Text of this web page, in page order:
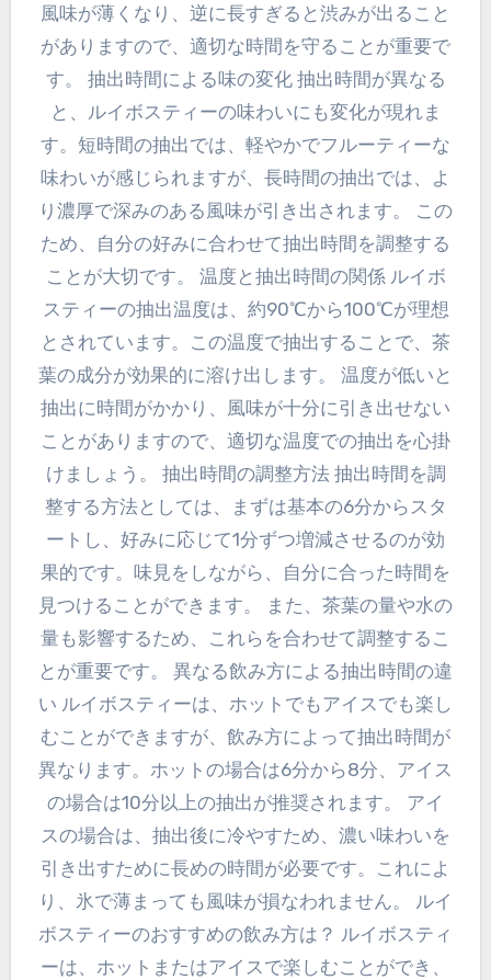
風味が薄くなり、逆に長すぎると渋みが出ること
がありますので、適切な時間を守ることが重要で
す。 抽出時間による味の変化 抽出時間が異なる
と、ルイボスティーの味わいにも変化が現れま
す。短時間の抽出では、軽やかでフルーティーな
味わいが感じられますが、長時間の抽出では、よ
り濃厚で深みのある風味が引き出されます。 この
ため、自分の好みに合わせて抽出時間を調整する
ことが大切です。 温度と抽出時間の関係 ルイボ
スティーの抽出温度は、約90℃から100℃が理想
とされています。この温度で抽出することで、茶
葉の成分が効果的に溶け出します。 温度が低いと
抽出に時間がかかり、風味が十分に引き出せない
ことがありますので、適切な温度での抽出を心掛
けましょう。 抽出時間の調整方法 抽出時間を調
整する方法としては、まずは基本の6分からスタ
ートし、好みに応じて1分ずつ増減させるのが効
果的です。味見をしながら、自分に合った時間を
見つけることができます。 また、茶葉の量や水の
量も影響するため、これらを合わせて調整するこ
とが重要です。 異なる飲み方による抽出時間の違
い ルイボスティーは、ホットでもアイスでも楽し
むことができますが、飲み方によって抽出時間が
異なります。ホットの場合は6分から8分、アイス
の場合は10分以上の抽出が推奨されます。 アイ
スの場合は、抽出後に冷やすため、濃い味わいを
引き出すために長めの時間が必要です。これによ
り、氷で薄まっても風味が損なわれません。 ルイ
ボスティーのおすすめの飲み方は？ ルイボスティ
ーは、ホットまたはアイスで楽しむことができ、